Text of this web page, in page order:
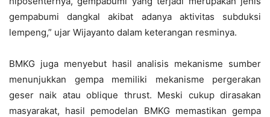
gempabumi dangkal akibat adanya aktivitas subduksi
lempeng,” ujar Wijayanto dalam keterangan resminya.
BMKG juga menyebut hasil analisis mekanisme sumber
menunjukkan gempa memiliki mekanisme pergerakan
geser naik atau oblique thrust. Meski cukup dirasakan
masyarakat, hasil pemodelan BMKG memastikan gempa